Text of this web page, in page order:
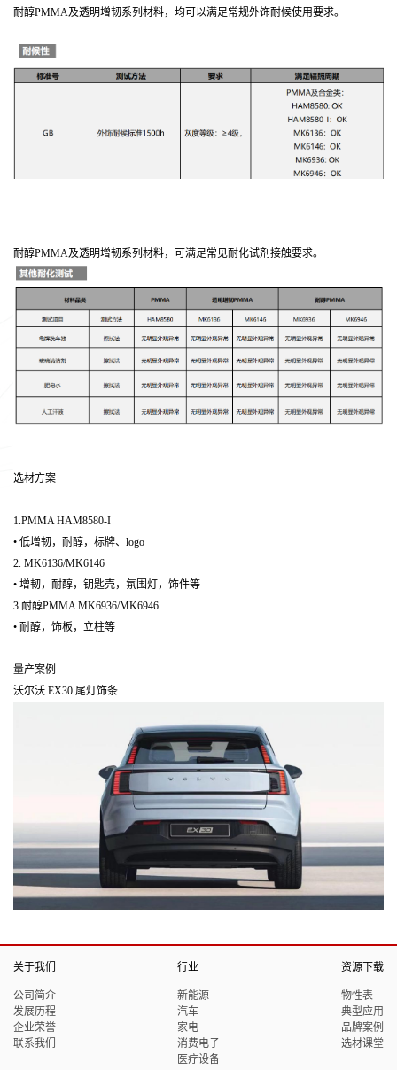
耐醇PMMA及透明增韧系列材料，均可以满足常规外饰耐候使用要求。
耐醇PMMA及透明增韧系列材料，可满足常见耐化试剂接触要求。
选材方案
1.PMMA HAM8580-I
• 低增韧，耐醇，标牌、logo
2. MK6136/MK6146
• 增韧，耐醇，钥匙壳，氛围灯，饰件等
3.耐醇PMMA MK6936/MK6946
• 耐醇，饰板，立柱等
量产案例
沃尔沃 EX30 尾灯饰条
关于我们
公司简介
发展历程
企业荣誉
联系我们
行业
新能源
汽车
家电
消费电子
医疗设备
资源下载
物性表
典型应用
品牌案例
选材课堂